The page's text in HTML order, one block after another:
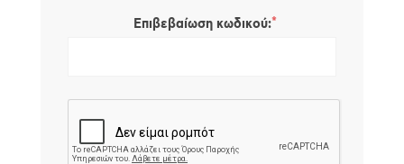
Επιβεβαίωση κωδικού:*